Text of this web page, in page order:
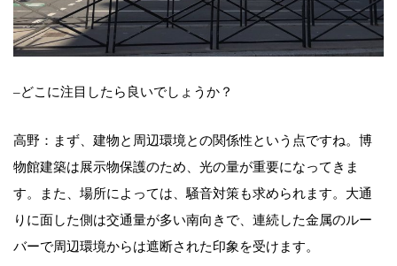
–どこに注目したら良いでしょうか？
高野：まず、建物と周辺環境との関係性という点ですね。博
物館建築は展示物保護のため、光の量が重要になってきま
す。また、場所によっては、騒音対策も求められます。大通
りに面した側は交通量が多い南向きで、連続した金属のルー
バーで周辺環境からは遮断された印象を受けます。